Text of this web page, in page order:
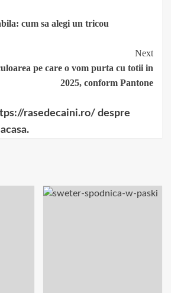
cum sa alegi un tricou
Next
pe care o vom purta cu totii in
2025, conform Pantone
rasedecaini.ro/ despre